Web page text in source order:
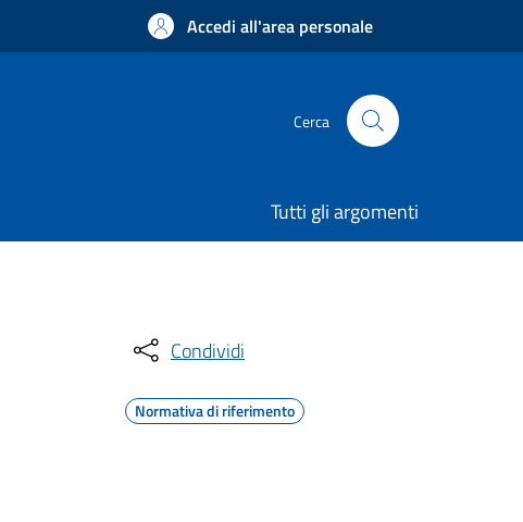
Accedi all'area personale
Cerca
Tutti gli argomenti
Condividi
Normativa di riferimento